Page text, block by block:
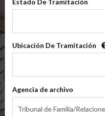
(Clase Básica De
Estado De Tramitación
Tramitación
Ubicación De Tramitación
Tramitación
Agencia de archivo
Tribunal de Familia/
de